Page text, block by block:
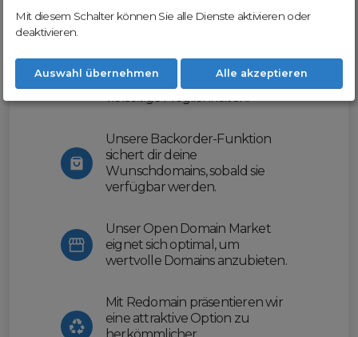
erleichtern wir dir den
Domainhandel und bieten dir
vielseitige Möglichkeiten.
Unsere Backorder-Funktion
sichert dir deine
Wunschdomains, sobald sie
verfügbar werden.
Unser Open Domain Market
eignet sich optimal, um
wertvolle Domains anzubieten.
Mit Redomain präsentieren wir
eine attraktive Option zu
Mit diesem Schalter können Sie alle Dienste aktivieren oder
deaktivieren.
Auswahl übernehmen Alle akzeptieren